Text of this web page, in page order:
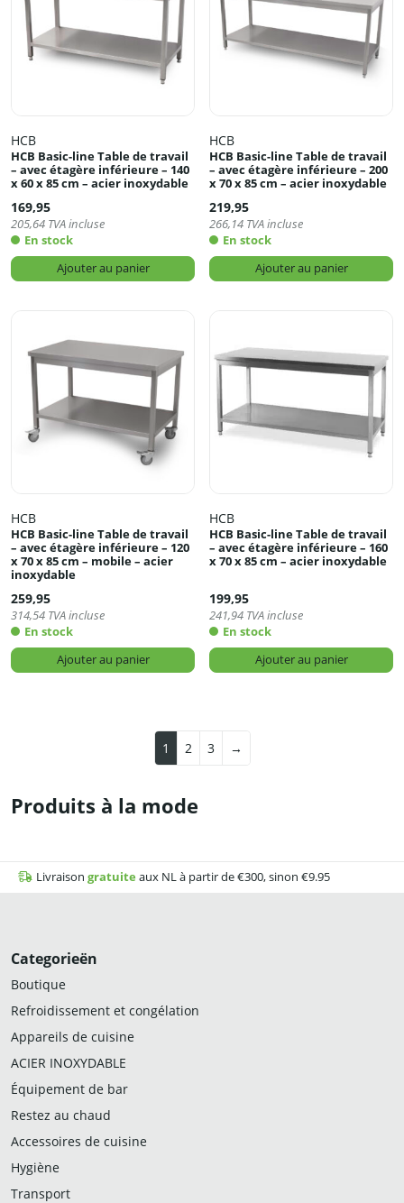
HCB
HCB Basic-line Table de travail
– avec étagère inférieure – 140
x 60 x 85 cm – acier inoxydable
169,95
205,64 TVA incluse
En stock
Ajouter au panier
HCB
HCB Basic-line Table de travail
– avec étagère inférieure – 200
x 70 x 85 cm – acier inoxydable
219,95
266,14 TVA incluse
En stock
Ajouter au panier
HCB
HCB Basic-line Table de travail
– avec étagère inférieure – 120
x 70 x 85 cm – mobile – acier
inoxydable
259,95
314,54 TVA incluse
En stock
Ajouter au panier
HCB
HCB Basic-line Table de travail
– avec étagère inférieure – 160
x 70 x 85 cm – acier inoxydable
199,95
241,94 TVA incluse
En stock
Ajouter au panier
1 2 3 →
Produits à la mode
Livraison gratuite aux NL à partir de €300, sinon €9.95
Categorieën
Boutique
Refroidissement et congélation
Appareils de cuisine
ACIER INOXYDABLE
Équipement de bar
Restez au chaud
Accessoires de cuisine
Hygiène
Transport